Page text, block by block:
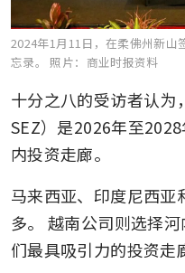
2024年1月11日，在柔佛州新山
忘录。 照片：商业时报资料
十分之八的受访者认为
SEZ）是2026年至
内投资走廊。
马来西亚、印度尼西亚
多。 越南公司则选择
们最具吸引力的投资走